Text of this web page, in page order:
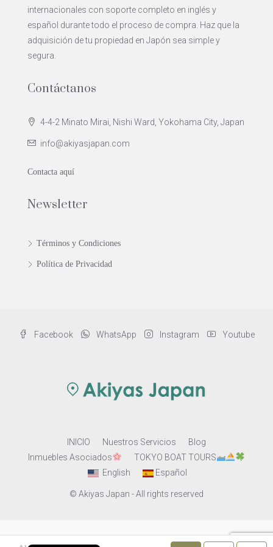
internacionales con soporte completo en inglés y
español durante todo el proceso de compra. Haz que la
adquisición de tu propiedad en Japón sea simple y
segura.
Contáctanos
4-4-2 Minato Mirai, Nishi Ward, Yokohama City, Japan
info@akiyasjapan.com
Contacta aquí
Newsletter
Términos y Condiciones
Política de Privacidad
Facebook WhatsApp Instagram Youtube
INICIO Nuestros Servicios
Blog
Inmuebles Asociados
TOKYO BOAT TOURS
English
Español
© Akiyas Japan - All rights reserved
Este sitio no vende ni actúa como intermediario en la compraventa de propiedades. Todos